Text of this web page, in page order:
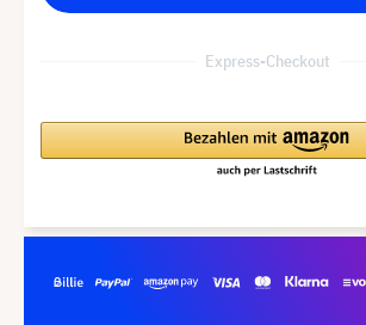
Express-Checkout